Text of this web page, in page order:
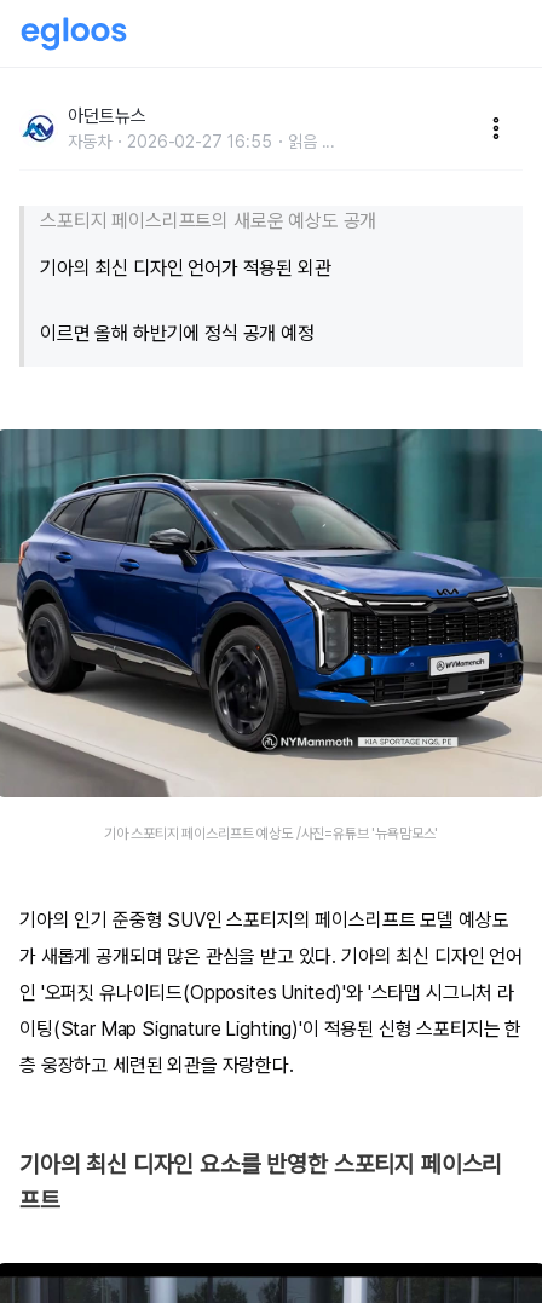
개... "실차는 이렇게 생겼다"
아던트뉴스
자동차 2026-02-27 16:55 읽음 ...
스포티지 페이스리프트의 새로운 예상도 공개
기아의 최신 디자인 언어가 적용된 외관
이르면 올해 하반기에 정식 공개 예정
기아 스포티지 페이스리프트 예상도 /사진=유튜브 '뉴욕맘모스'
기아의 인기 준중형 SUV인 스포티지의 페이스리프트 모델 예상도
가 새롭게 공개되며 많은 관심을 받고 있다. 기아의 최신 디자인 언어
인 '오퍼짓 유나이티드(Opposites United)'와 '스타맵 시그니처 라
이팅(Star Map Signature Lighting)'이 적용된 신형 스포티지는 한
층 웅장하고 세련된 외관을 자랑한다.
기아의 최신 디자인 요소를 반영한 스포티지 페이스리
프트